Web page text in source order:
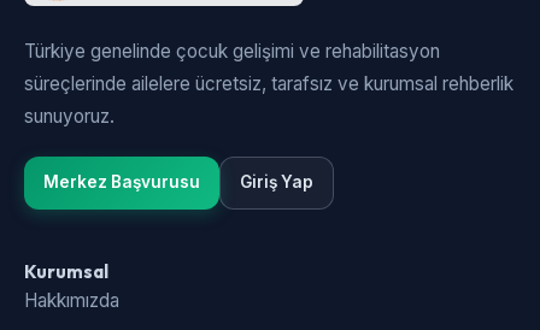
Türkiye genelinde çocuk gelişimi ve rehabilitasyon
süreçlerinde ailelere ücretsiz, tarafsız ve kurumsal rehberlik
sunuyoruz.
Merkez Başvurusu Giriş Yap
Kurumsal
Hakkımızda